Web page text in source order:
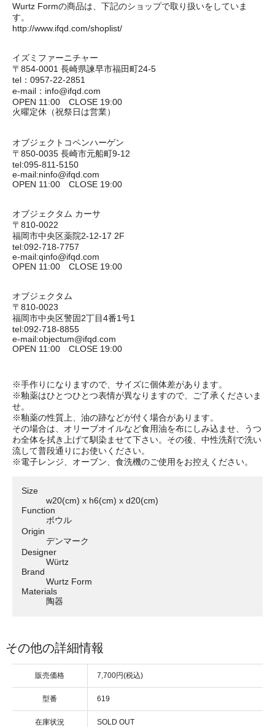
Wurtz Formの商品は、下記のショップで取り扱いをしていま
す。
http://www.ifqd.com/shoplist/
イズミファーニチャー
〒854-0001 長崎県諫早市福田町24-5
tel：0957-22-2851
e-mail：info@ifqd.com
OPEN 11:00 CLOSE 19:00
火曜定休（祝祭日は営業）
オブジェクトコペンハーゲン
〒850-0035 長崎市元船町9-12
tel:095-811-5150
e-mail:ninfo@ifqd.com
OPEN 11:00 CLOSE 19:00
オブジェクタム カーサ
〒810-0022
福岡市中央区薬院2-12-17 2F
tel:092-718-7757
e-mail:qinfo@ifqd.com
OPEN 11:00 CLOSE 19:00
オブジェクタム
〒810-0023
福岡市中央区警固2丁目4番1号1
tel:092-718-8855
e-mail:objectum@ifqd.com
OPEN 11:00 CLOSE 19:00
※手作りになりますので、サイズに個体差があります。
※釉薬はひとつひとつ表情が異なりますので、ご了承くださいま
せ。
※釉薬の性質上、油の跡などが付く場合があります。
その場合は、オリーブオイルなど食用油を布にしみ込ませ、うつ
わ全体を拭き上げて馴染ませて下さい。その後、中性洗剤で洗い
流して普段通りにお使いください。
※電子レンジ、オーブン、食洗機のご使用をお控えください。
Size
w20(cm) x h6(cm) x d20(cm)
Function
ボウル
Origin
デンマーク
Designer
Würtz
Brand
Wurtz Form
Materials
陶器
その他の詳細情報
販売価格 7,700円(税込)
型番 619
在庫状況 SOLD OUT